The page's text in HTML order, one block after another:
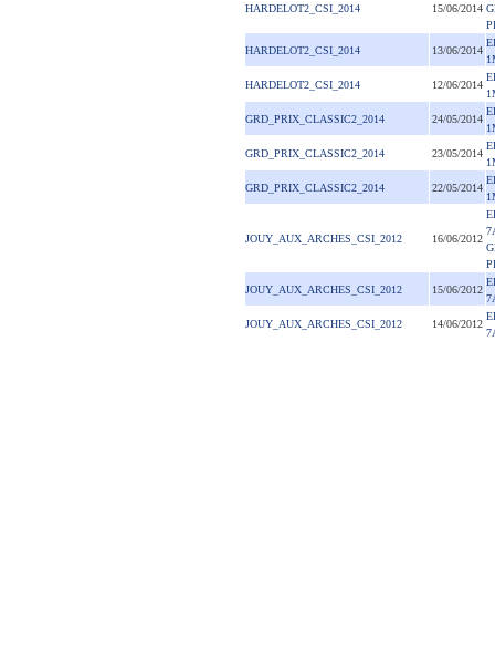
HARDELOT2_CSI_2014 15/06/2014
HARDELOT2_CSI_2014 13/06/2014
HARDELOT2_CSI_2014 12/06/2014
GRD_PRIX_CLASSIC2_2014 24/05/2014
GRD_PRIX_CLASSIC2_2014 23/05/2014
GRD_PRIX_CLASSIC2_2014 22/05/2014
JOUY_AUX_ARCHES_CSI_2012 16/06/2012
JOUY_AUX_ARCHES_CSI_2012 15/06/2012
JOUY_AUX_ARCHES_CSI_2012 14/06/2012